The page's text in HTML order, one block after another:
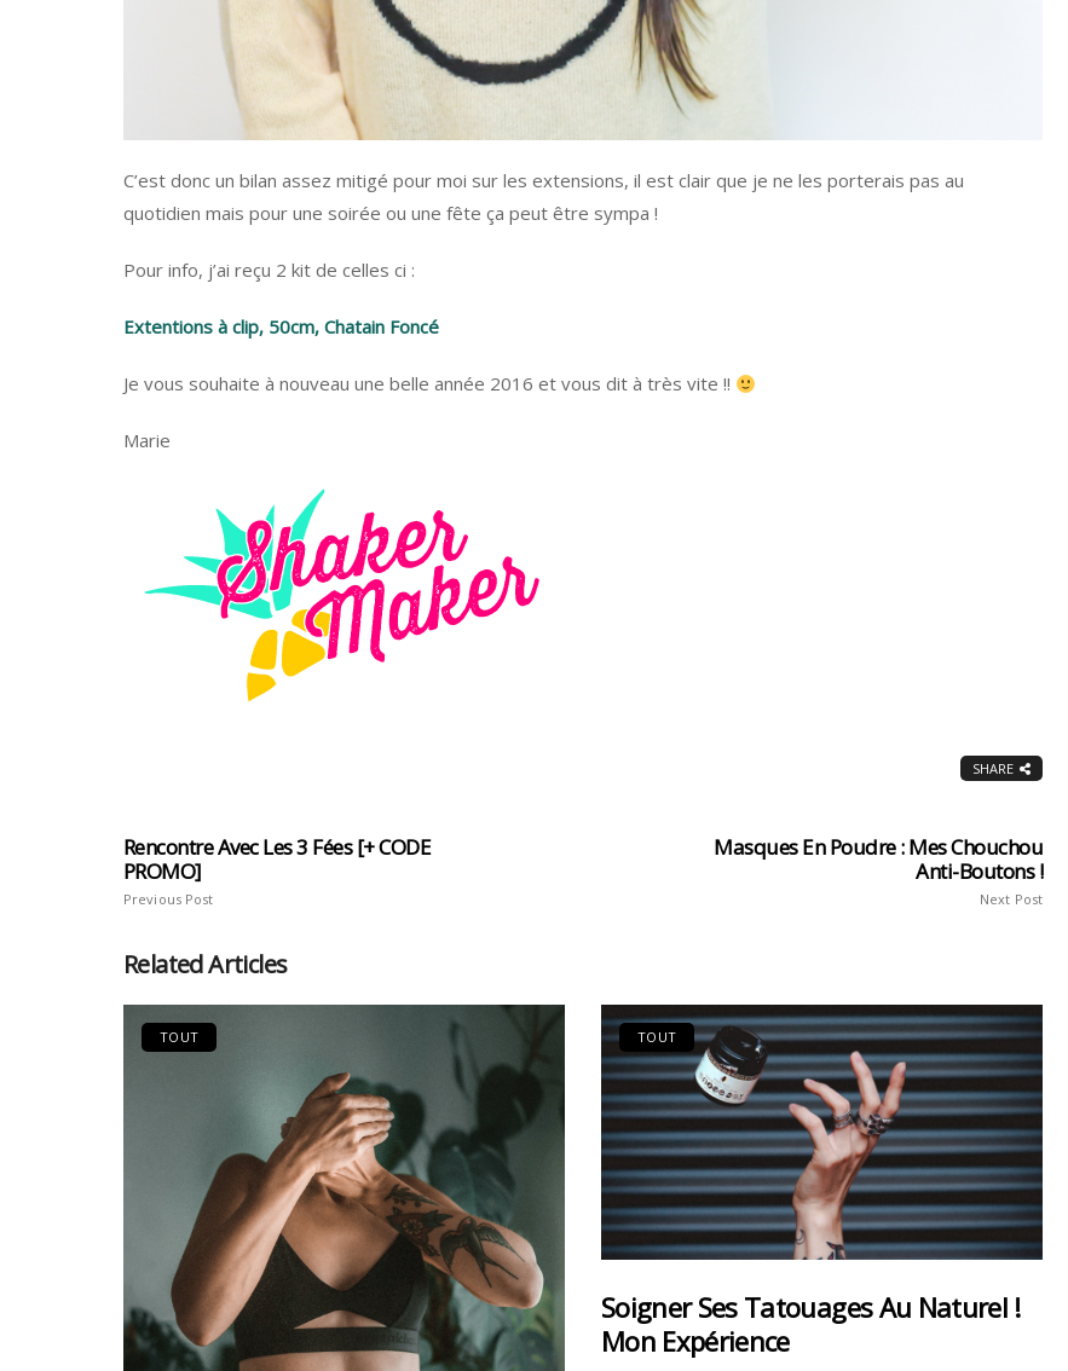
C’est donc un bilan assez mitigé pour moi sur les extensions, il est clair que je ne les porterais pas au
quotidien mais pour une soirée ou une fête ça peut être sympa !
Pour info, j’ai reçu 2 kit de celles ci :
Extentions à clip, 50cm, Chatain Foncé
Je vous souhaite à nouveau une belle année 2016 et vous dit à très vite !!
Marie
SHARE
Rencontre Avec Les 3 Fées [+ CODE
PROMO]
Previous Post
Masques En Poudre : Mes Chouchou
Anti-Boutons !
Next Post
Related Articles
TOUT TOUT
Soigner Ses Tatouages Au Naturel !
Mon Expérience